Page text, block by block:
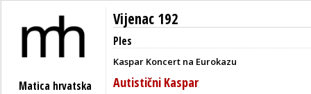
Matica hrvatska
Vijenac 192
Ples
Kaspar Koncert na Eurokazu
Autistični Kaspar